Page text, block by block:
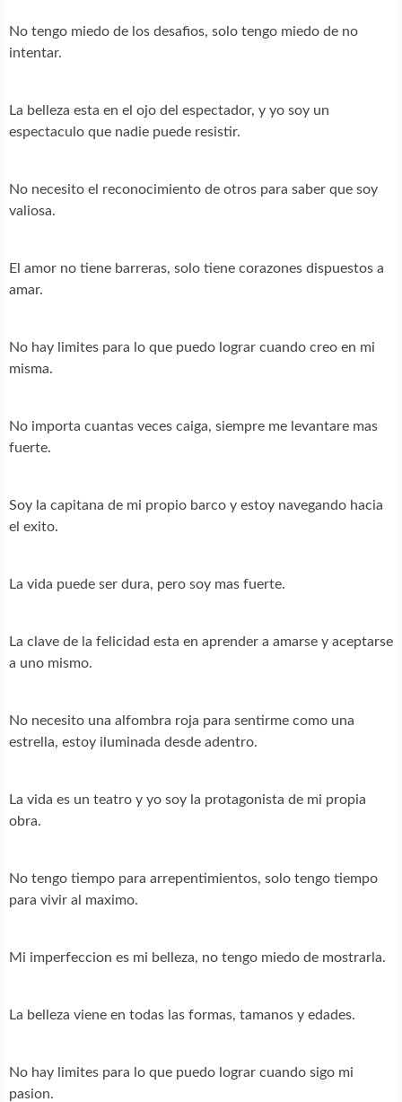
No tengo miedo de los desafios, solo tengo miedo de no
intentar.
La belleza esta en el ojo del espectador, y yo soy un
espectaculo que nadie puede resistir.
No necesito el reconocimiento de otros para saber que soy
valiosa.
El amor no tiene barreras, solo tiene corazones dispuestos a
amar.
No hay limites para lo que puedo lograr cuando creo en mi
misma.
No importa cuantas veces caiga, siempre me levantare mas
fuerte.
Soy la capitana de mi propio barco y estoy navegando hacia
el exito.
La vida puede ser dura, pero soy mas fuerte.
La clave de la felicidad esta en aprender a amarse y aceptarse
a uno mismo.
No necesito una alfombra roja para sentirme como una
estrella, estoy iluminada desde adentro.
La vida es un teatro y yo soy la protagonista de mi propia
obra.
No tengo tiempo para arrepentimientos, solo tengo tiempo
para vivir al maximo.
Mi imperfeccion es mi belleza, no tengo miedo de mostrarla.
La belleza viene en todas las formas, tamanos y edades.
No hay limites para lo que puedo lograr cuando sigo mi
pasion.